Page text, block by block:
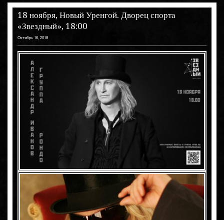
18 ноября, Новый Уренгой. Дворец спорта
«Звездный», 18:00
Октябрь 16, 2018